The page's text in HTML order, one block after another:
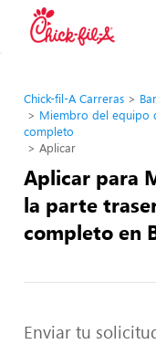
Chick-fil-A Carreras
Miembro del equipo
completo
Aplicar
Aplicar para
la parte
completo en
Enviar tu